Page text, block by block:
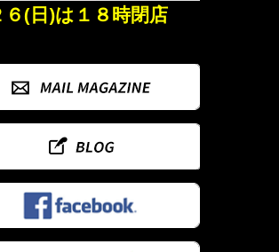
６(日)は１８時閉店